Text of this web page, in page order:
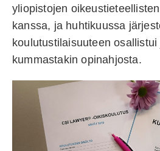
yliopistojen
kanssa, ja huhtikuussa
koulutustilaisuuteen
kummastakin opinahjosta.